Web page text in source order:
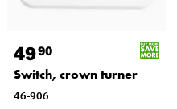
4990
Switch, crown turner
46-906